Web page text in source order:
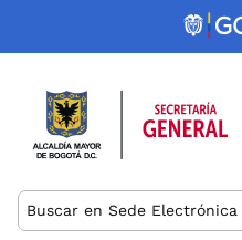
Pasar al contenido principal
Buscar